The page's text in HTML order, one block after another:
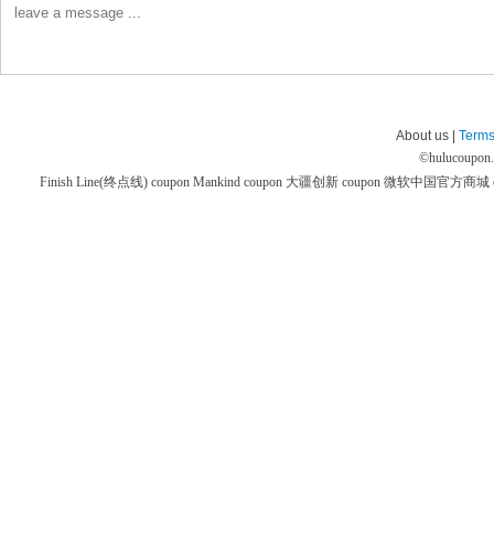
About us |
©
Finish Line(终点线) coupon Mankind coupon 大疆创新 coupon 微软中国官方商城